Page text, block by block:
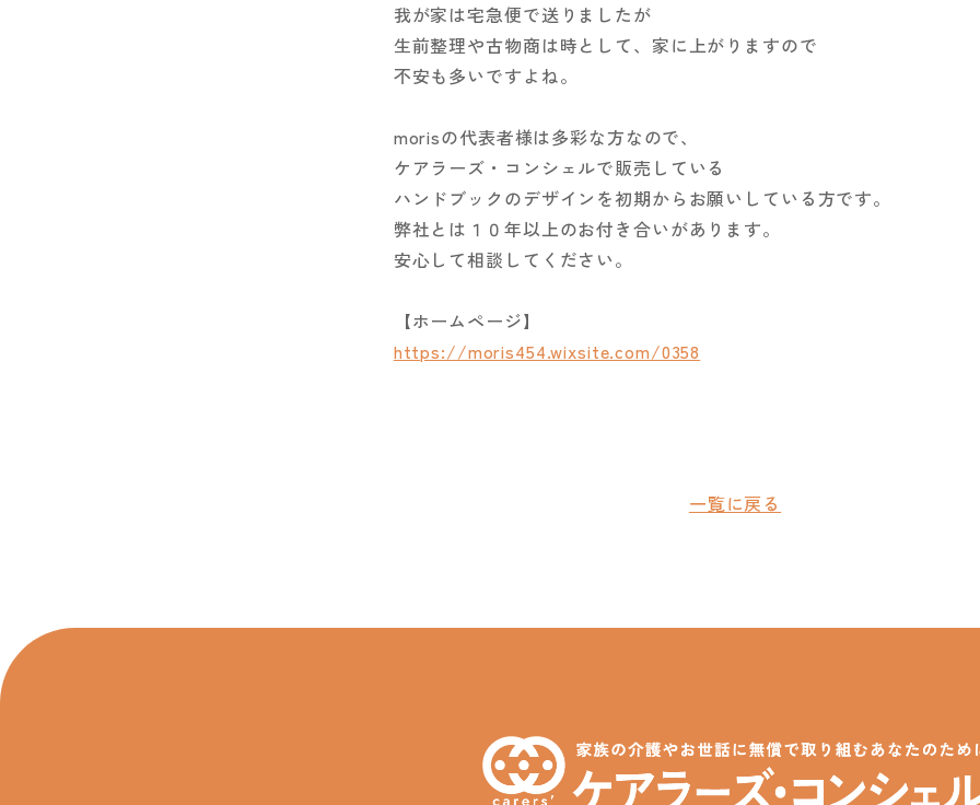
我が家は宅急便で送りましたが
生前整理や古物商は時として、家に上がりますので
不安も多いですよね。
morisの代表者様は多彩な方なので、
ケアラーズ・コンシェルで販売している
ハンドブックのデザインを初期からお願いしている方です。
弊社とは１０年以上のお付き合いがあります。
安心して相談してください。
【ホームページ】
https://moris454.wixsite.com/0358
一覧に戻る